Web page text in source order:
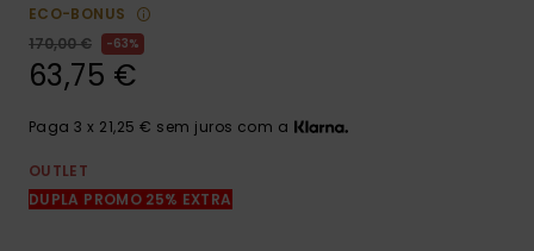
formulário de
Consultar
as FAQ
ECO-BONUS
170,00 €
63%
63,75 €
Paga 3 x 21,25 € sem juros com a
OUTLET
DUPLA PROMO 25% EXTRA